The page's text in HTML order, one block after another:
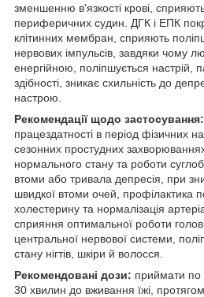
зменшенню в'язкості крові,
периферичних судин. ДГК і ЕПК
клітинних мембран, сприяють
нервових імпульсів, завдяки чому
енергійною, поліпшується настрій,
здібності, зникає схильність до
настрою.
Рекомендації щодо застосування:
працездатності в період фізичних
сезонних простудних
нормального стану та роботи
втоми або тривала депресія, при
швидкої втоми очей, профілактика
холестерину та нормалізація
сприяння оптимальної роботи
центральної нервової системи,
стану нігтів, шкіри й волосся.
Рекомендовані дози: приймати по
30 хвилин до вживання їжі,